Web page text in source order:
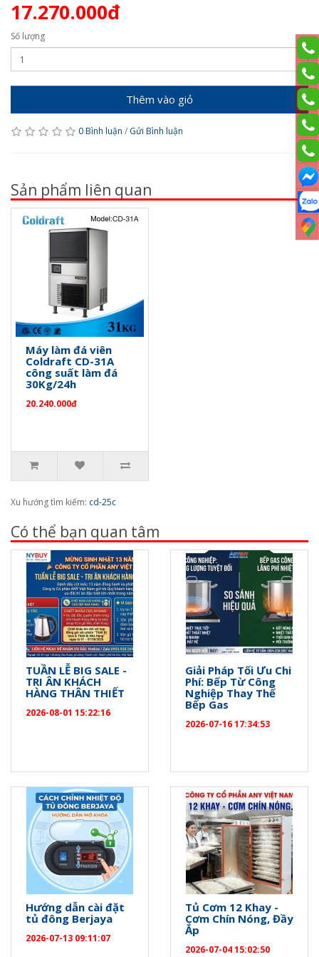
17.270.000đ
Số lượng
Thêm vào giỏ
0 Bình luận / Gửi Bình luận
Sản phẩm liên quan
Máy làm đá viên
Coldraft CD-31A
công suất làm đá
30Kg/24h
20.240.000đ
Xu hướng tìm kiếm: cd-25c
Có thể bạn quan tâm
TUẦN LỄ BIG SALE -
TRI ÂN KHÁCH
HÀNG THÂN THIẾT
2026-08-01 15:22:16
Giải Pháp Tối Ưu Chi
Phí: Bếp Từ Công
Nghiệp Thay Thế
Bếp Gas
2026-07-16 17:34:53
Hướng dẫn cài đặt
tủ đông Berjaya
2026-07-13 09:11:07
Tủ Cơm 12 Khay -
Cơm Chín Nóng, Đầy
Ắp
2026-07-04 15:02:50